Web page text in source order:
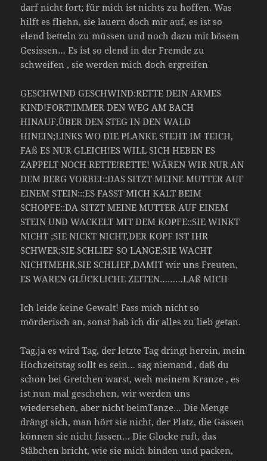
darf nicht fort; für mich ist nichts zu hoffen. Was
hilft es fliehn, sie lauern doch mir auf, es ist so
elend betteln zu müssen und noch dazu mit bösem
Gesissen… Es ist so elend in der Fremde zu
schweifen , sie werden mich doch ergreifen
GESCHWIND GESCHWIND:RETTE DEIN ARMES
KIND!FORT!IMMER DEN WEG AM BACH
HINAUF,ÜBER DEN STEG IN DEN WALD
HINEIN;LINKS WO DIE PLANKE STEHT IM TEICH,
FAß ES NUR GLEICH!ES WILL SICH HEBEN ES
ZAPPELT NOCH RETTE!RETTE! WÄREN WIR NUR AN
DEM BERG VORBEI::DAS SITZT MEINE MUTTER AUF
EINEM STEIN:::ES FASST MICH KALT BEIM
SCHOPFE::DA SITZT MEINE MUTTER AUF EINEM
STEIN UND WACKELT MIT DEM KOPFE::SIE WINKT
NICHT ;SIE NICKT NICHT,DER KOPF IST IHR
SCHWER;SIE SCHLIEF SO LANGE;SIE WACHT
NICHTMEHR,SIE SCHLIEF,DAMIT wir uns Freuten,
ES WAREN GLÜCKLICHE ZEITEN………LAß MICH
Ich leide keine Gewalt! Fass mich nicht so
mörderisch an, sonst hab ich dir alles zu lieb getan.
Tag,ja es wird Tag, der letzte Tag dringt herein, mein
Hochzeitstag sollt es sein… sag niemand , daß du
schon bei Gretchen warst, weh meinem Kranze , es
ist nun mal geschehen, wir werden uns
wiedersehen, aber nicht beimTanze… Die Menge
drängt sich, man hört sie nicht, der Platz, die Gassen
können sie nicht fassen… Die Glocke ruft, das
Stäbchen bricht, wie sie mich binden und packen,